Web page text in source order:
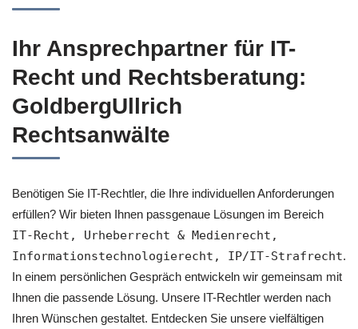
Ihr Ansprechpartner für IT-
Recht und Rechtsberatung:
GoldbergUllrich
Rechtsanwälte
Benötigen Sie IT-Rechtler, die Ihre individuellen Anforderungen
erfüllen? Wir bieten Ihnen passgenaue Lösungen im Bereich
IT-Recht, Urheberrecht & Medienrecht,
Informationstechnologierecht, IP/IT-Strafrecht.
In einem persönlichen Gespräch entwickeln wir gemeinsam mit
Ihnen die passende Lösung. Unsere IT-Rechtler werden nach
Ihren Wünschen gestaltet. Entdecken Sie unsere vielfältigen